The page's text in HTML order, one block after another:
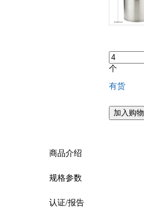
个
有货
加入购
商品介绍
规格参数
认证/报告